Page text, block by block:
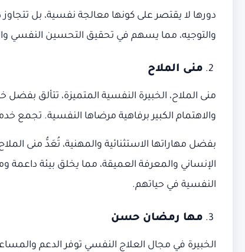
دورها لا يقتصر على كونها معالجة نفسية، بل
والتوجيه، مما يسهم في تحقيق التحسين النفسي
منى الملاح
والاهتمام الكبير برفاهية مرضاها النفسية. تجمع
بفضل مهاراتها الاستثنائية والمهنية، تُعَدُّ منى
الإنساني والمعرفة العميقة، مما يخلق بيئة
النفسية في حياتهم.
مها رمضان حسن
الخبيرة في مجال العلاج النفسي توفر الدعم